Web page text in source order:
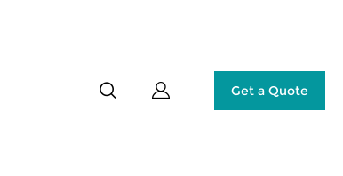
Get a Quote